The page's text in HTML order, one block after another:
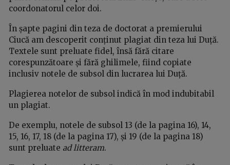
coordonatorul celor doi.
În șapte pagini din teza de doctorat a premierului
Ciucă am descoperit conținut plagiat din teza lui Duță.
Textele sunt preluate fidel, însă fără citare
corespunzătoare și fără ghilimele, fiind copiate
inclusiv notele de subsol din lucrarea lui Duță.
Plagierea notelor de subsol indică în mod indubitabil
un plagiat.
De exemplu, notele de subsol 13 (de la pagina 16), 14,
15, 16, 17, 18 (de la pagina 17), și 19 (de la pagina 18)
sunt preluate ad litteram.